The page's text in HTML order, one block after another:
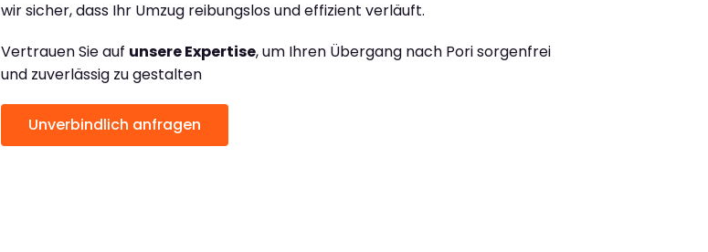
wir sicher, dass Ihr Umzug reibungslos und effizient verläuft.
Vertrauen Sie auf unsere Expertise, um Ihren Übergang nach Pori sorgenfrei
und zuverlässig zu gestalten
Unverbindlich anfragen